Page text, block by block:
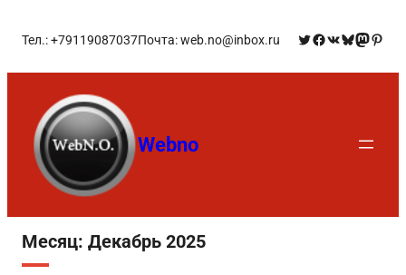
Тел.: +79119087037Почта: web.no@inbox.ru
Webno
Месяц: Декабрь 2025